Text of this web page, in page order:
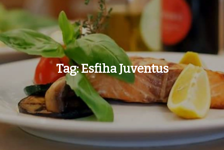
Tag:Esfiha Juventus